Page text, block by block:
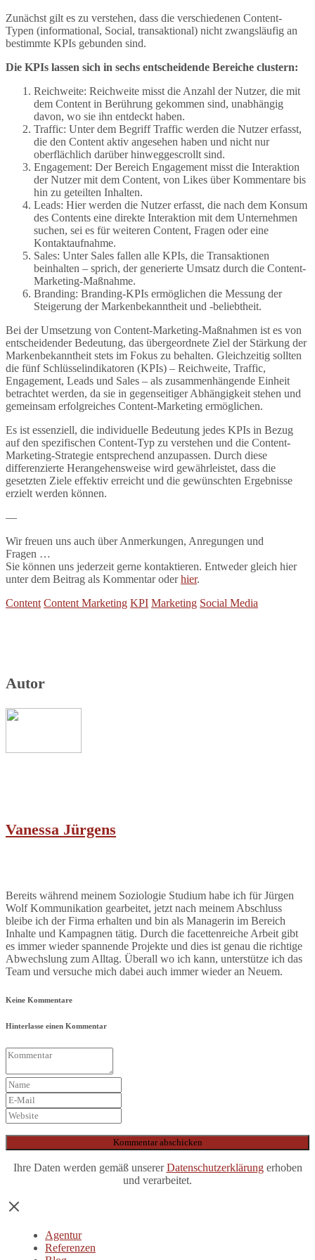
Zunächst gilt es zu verstehen, dass die verschiedenen Content-
Typen (informational, Social, transaktional) nicht zwangsläufig an
bestimmte KPIs gebunden sind.
Die KPIs lassen sich in sechs entscheidende Bereiche clustern:
Reichweite: Reichweite misst die Anzahl der Nutzer, die mit
dem Content in Berührung gekommen sind, unabhängig
davon, wo sie ihn entdeckt haben.
Traffic: Unter dem Begriff Traffic werden die Nutzer erfasst,
die den Content aktiv angesehen haben und nicht nur
oberflächlich darüber hinweggescrollt sind.
Engagement: Der Bereich Engagement misst die Interaktion
der Nutzer mit dem Content, von Likes über Kommentare bis
hin zu geteilten Inhalten.
Leads: Hier werden die Nutzer erfasst, die nach dem Konsum
des Contents eine direkte Interaktion mit dem Unternehmen
suchen, sei es für weiteren Content, Fragen oder eine
Kontaktaufnahme.
Sales: Unter Sales fallen alle KPIs, die Transaktionen
beinhalten – sprich, der generierte Umsatz durch die Content-
Marketing-Maßnahme.
Branding: Branding-KPIs ermöglichen die Messung der
Steigerung der Markenbekanntheit und -beliebtheit.
Bei der Umsetzung von Content-Marketing-Maßnahmen ist es von
entscheidender Bedeutung, das übergeordnete Ziel der Stärkung der
Markenbekanntheit stets im Fokus zu behalten. Gleichzeitig sollten
die fünf Schlüsselindikatoren (KPIs) – Reichweite, Traffic,
Engagement, Leads und Sales – als zusammenhängende Einheit
betrachtet werden, da sie in gegenseitiger Abhängigkeit stehen und
gemeinsam erfolgreiches Content-Marketing ermöglichen.
Es ist essenziell, die individuelle Bedeutung jedes KPIs in Bezug
auf den spezifischen Content-Typ zu verstehen und die Content-
Marketing-Strategie entsprechend anzupassen. Durch diese
differenzierte Herangehensweise wird gewährleistet, dass die
gesetzten Ziele effektiv erreicht und die gewünschten Ergebnisse
erzielt werden können.
—
Wir freuen uns auch über Anmerkungen, Anregungen und
Fragen …
Sie können uns jederzeit gerne kontaktieren. Entweder gleich hier
unter dem Beitrag als Kommentar oderhier.
Content Content Marketing KPI Marketing Social Media
Autor
Vanessa Jürgens
Bereits während meinem Soziologie Studium habe ich für Jürgen
Wolf Kommunikation gearbeitet, jetzt nach meinem Abschluss
bleibe ich der Firma erhalten und bin als Managerin im Bereich
Inhalte und Kampagnen tätig. Durch die facettenreiche Arbeit gibt
es immer wieder spannende Projekte und dies ist genau die richtige
Abwechslung zum Alltag. Überall wo ich kann, unterstütze ich das
Team und versuche mich dabei auch immer wieder an Neuem.
Keine Kommentare
Hinterlasse einen Kommentar
Ihre Daten werden gemäß unsererDatenschutzerklärungerhoben
und verarbeitet.
Agentur
Referenzen